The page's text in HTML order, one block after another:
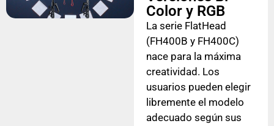
Color y RGB
La serie FlatHead
(FH400B y FH400C)
nace para la máxima
creatividad. Los
usuarios pueden elegir
libremente el modelo
adecuado según sus